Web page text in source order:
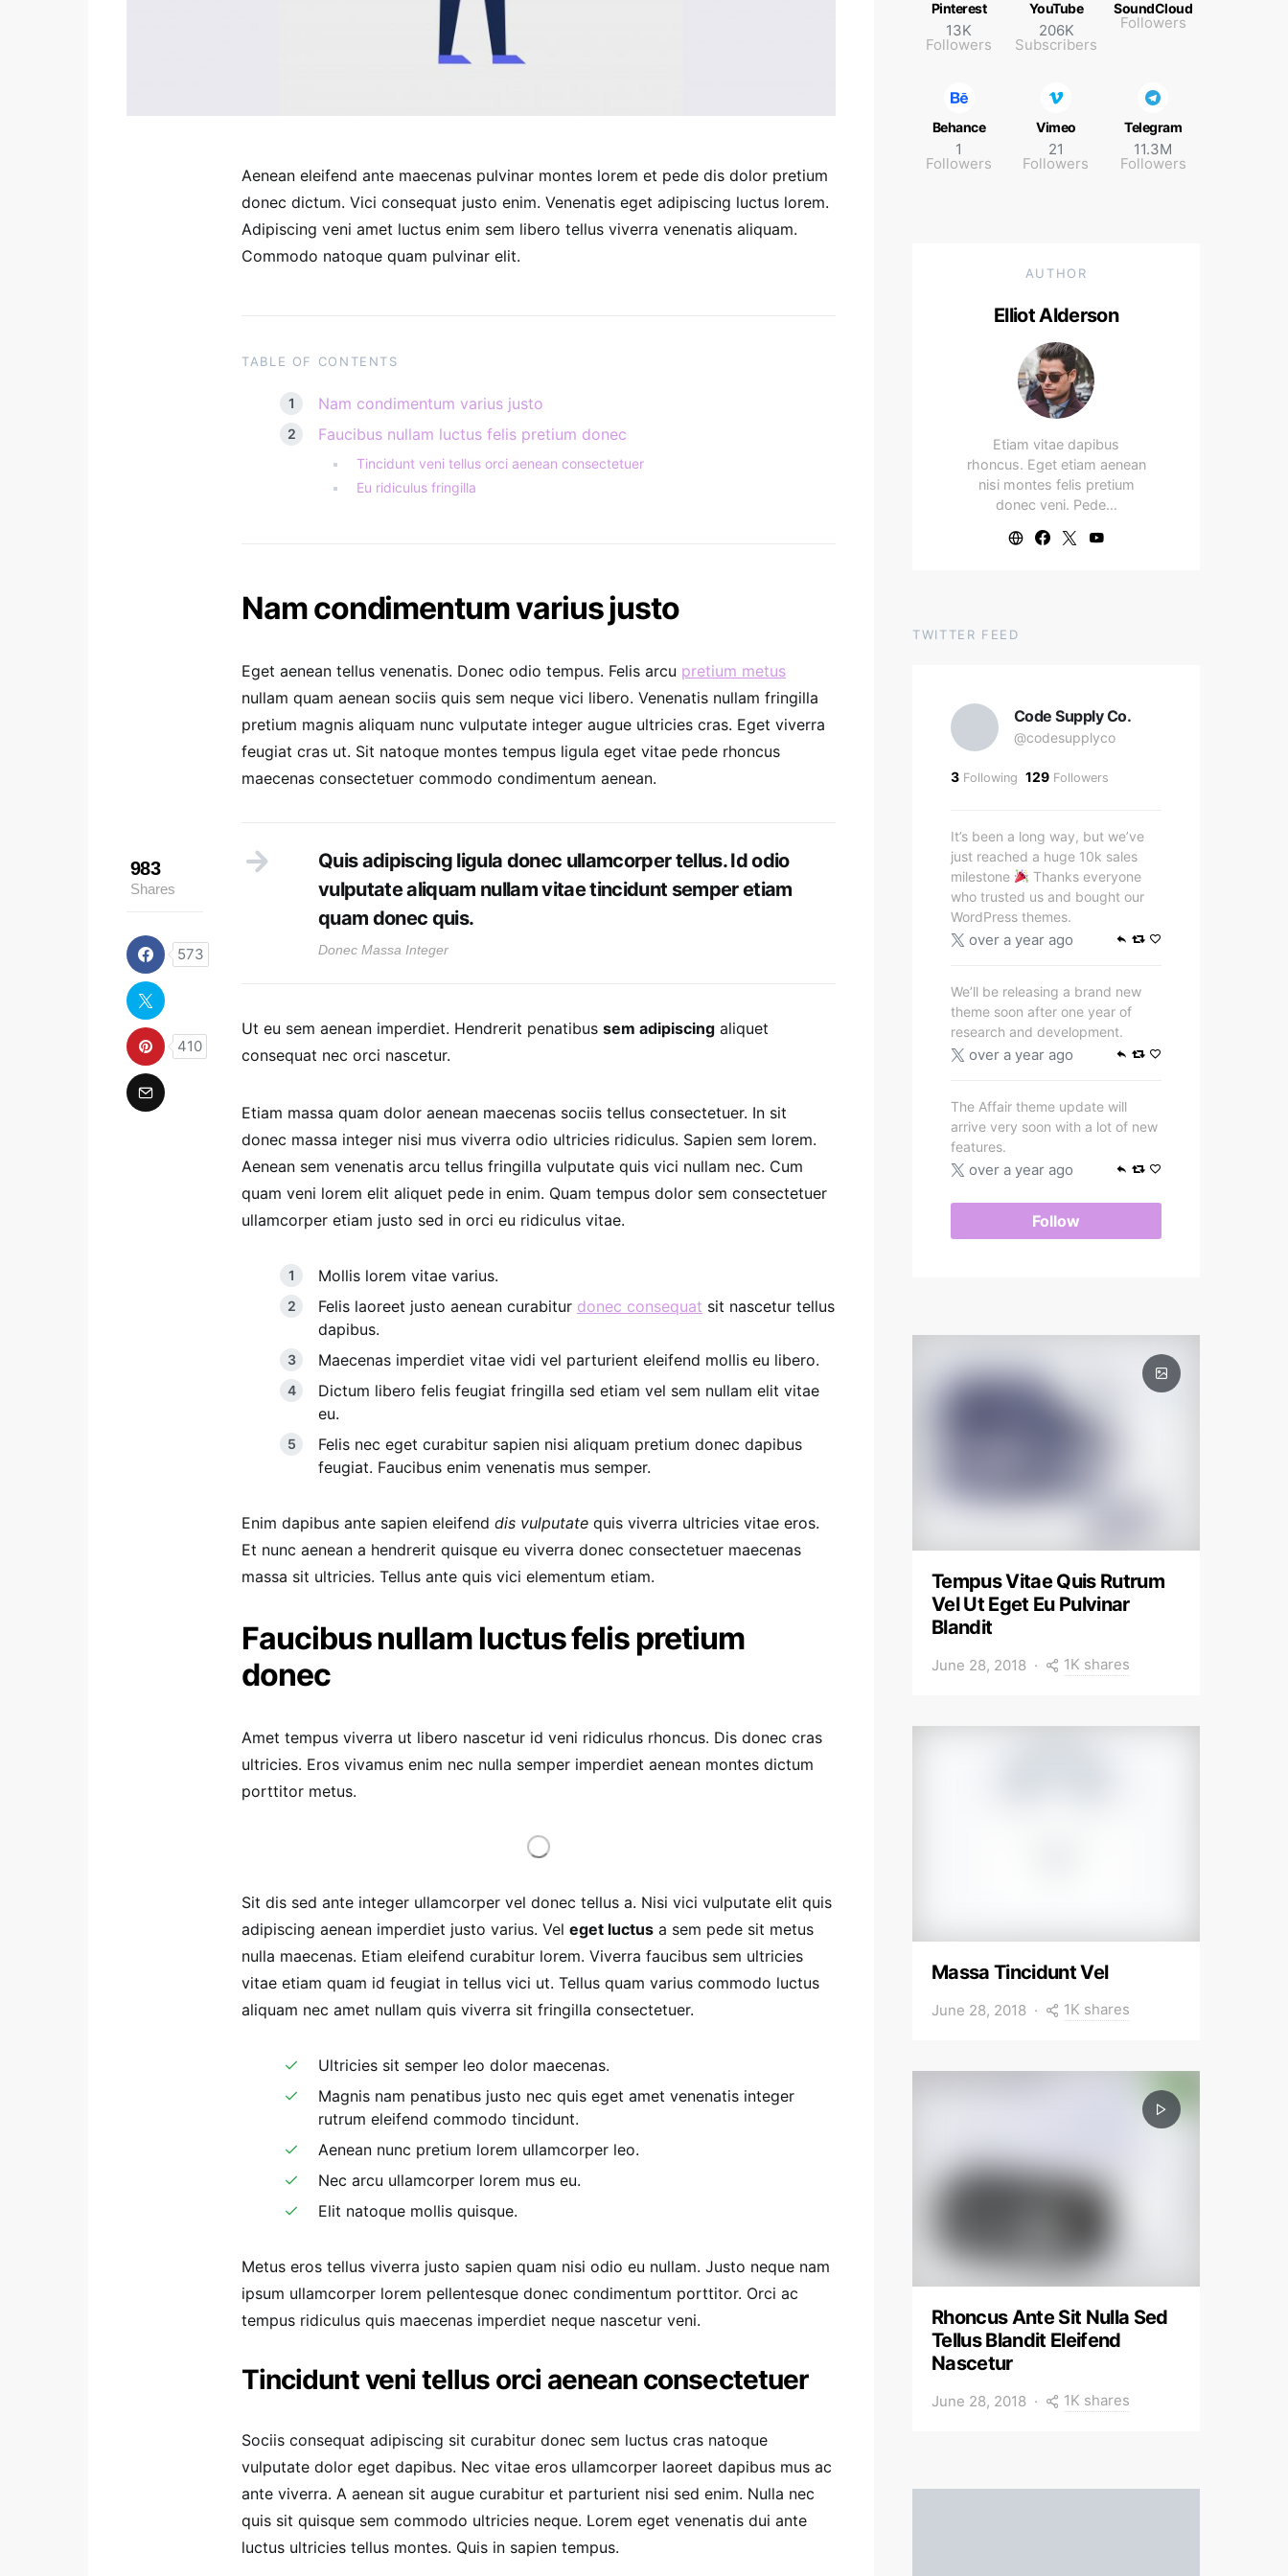
983
Shares
573
410
Aenean eleifend ante maecenas pulvinar montes lorem et pede dis dolor pretium
donec dictum. Vici consequat justo enim. Venenatis eget adipiscing luctus lorem.
Adipiscing veni amet luctus enim sem libero tellus viverra venenatis aliquam.
Commodo natoque quam pulvinar elit.
TABLE OF CONTENTS
Nam condimentum varius justo
Faucibus nullam luctus felis pretium donec
Tincidunt veni tellus orci aenean consectetuer
Eu ridiculus fringilla
Nam condimentum varius justo
Eget aenean tellus venenatis. Donec odio tempus. Felis arcu pretium metus
nullam quam aenean sociis quis sem neque vici libero. Venenatis nullam fringilla
pretium magnis aliquam nunc vulputate integer augue ultricies cras. Eget viverra
feugiat cras ut. Sit natoque montes tempus ligula eget vitae pede rhoncus
maecenas consectetuer commodo condimentum aenean.
Quis adipiscing ligula donec ullamcorper tellus. Id odio
vulputate aliquam nullam vitae tincidunt semper etiam
quam donec quis.
Donec Massa Integer
Ut eu sem aenean imperdiet. Hendrerit penatibus sem adipiscing aliquet
consequat nec orci nascetur.
Etiam massa quam dolor aenean maecenas sociis tellus consectetuer. In sit
donec massa integer nisi mus viverra odio ultricies ridiculus. Sapien sem lorem.
Aenean sem venenatis arcu tellus fringilla vulputate quis vici nullam nec. Cum
quam veni lorem elit aliquet pede in enim. Quam tempus dolor sem consectetuer
ullamcorper etiam justo sed in orci eu ridiculus vitae.
Mollis lorem vitae varius.
Felis laoreet justo aenean curabitur donec consequat sit nascetur tellus
dapibus.
Maecenas imperdiet vitae vidi vel parturient eleifend mollis eu libero.
Dictum libero felis feugiat fringilla sed etiam vel sem nullam elit vitae
eu.
Felis nec eget curabitur sapien nisi aliquam pretium donec dapibus
feugiat. Faucibus enim venenatis mus semper.
Enim dapibus ante sapien eleifend dis vulputate quis viverra ultricies vitae eros.
Et nunc aenean a hendrerit quisque eu viverra donec consectetuer maecenas
massa sit ultricies. Tellus ante quis vici elementum etiam.
Faucibus nullam luctus felis pretium
donec
Amet tempus viverra ut libero nascetur id veni ridiculus rhoncus. Dis donec cras
ultricies. Eros vivamus enim nec nulla semper imperdiet aenean montes dictum
porttitor metus.
Sit dis sed ante integer ullamcorper vel donec tellus a. Nisi vici vulputate elit quis
adipiscing aenean imperdiet justo varius. Vel eget luctus a sem pede sit metus
nulla maecenas. Etiam eleifend curabitur lorem. Viverra faucibus sem ultricies
vitae etiam quam id feugiat in tellus vici ut. Tellus quam varius commodo luctus
aliquam nec amet nullam quis viverra sit fringilla consectetuer.
Ultricies sit semper leo dolor maecenas.
Magnis nam penatibus justo nec quis eget amet venenatis integer
rutrum eleifend commodo tincidunt.
Aenean nunc pretium lorem ullamcorper leo.
Nec arcu ullamcorper lorem mus eu.
Elit natoque mollis quisque.
Metus eros tellus viverra justo sapien quam nisi odio eu nullam. Justo neque nam
ipsum ullamcorper lorem pellentesque donec condimentum porttitor. Orci ac
tempus ridiculus quis maecenas imperdiet neque nascetur veni.
Tincidunt veni tellus orci aenean consectetuer
Sociis consequat adipiscing sit curabitur donec sem luctus cras natoque
vulputate dolor eget dapibus. Nec vitae eros ullamcorper laoreet dapibus mus ac
ante viverra. A aenean sit augue curabitur et parturient nisi sed enim. Nulla nec
quis sit quisque sem commodo ultricies neque. Lorem eget venenatis dui ante
luctus ultricies tellus montes. Quis in sapien tempus.
Pinterest
13K
Followers
YouTube
206K
Subscribers
SoundCloud
Followers
Behance
1
Followers
Vimeo
21
Followers
Telegram
11.3M
Followers
AUTHOR
Elliot Alderson
Etiam vitae dapibus
rhoncus. Eget etiam aenean
nisi montes felis pretium
donec veni. Pede…
TWITTER FEED
Code Supply Co.
@codesupplyco
3 Following 129 Followers
It’s been a long way, but we’ve
just reached a huge 10k sales
milestone
Thanks everyone
who trusted us and bought our
WordPress themes.
over a year ago
We’ll be releasing a brand new
theme soon after one year of
research and development.
over a year ago
The Affair theme update will
arrive very soon with a lot of new
features.
over a year ago
Follow
Tempus Vitae Quis Rutrum
Vel Ut Eget Eu Pulvinar
Blandit
June 28, 2018 1K shares
Massa Tincidunt Vel
June 28, 2018 1K shares
Rhoncus Ante Sit Nulla Sed
Tellus Blandit Eleifend
Nascetur
June 28, 2018 1K shares